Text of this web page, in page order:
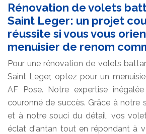
Rénovation de volets
Saint Leger: un projet
réussite si vous vous
menuisier de renom
Pour une rénovation de volets
Saint Leger, optez pour un
AF Pose. Notre expertise
couronné de succès. Grâce à notre
et à notre souci du détail, vos
éclat d'antan tout en répondant à